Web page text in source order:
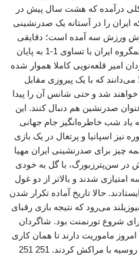
همان شکلی درآمده که هشت سال پیش در
ایران را در آستانه یک صدرنشینی
ورزش سه آمده است؛ دقایقی
پیش، تقابل بلژیک و مصر، دو همگروه ایران با تساوی 1-1 به پایان
امیر قلعه‌نویی کاملا هموار شده
که با یک پیروزی مقابل
شد و حتی شانس آن را پیدا
صدرنشین هم دنبال کنند. این
یاد شب خاطره‌انگیز جام جهانی
نیز اسپانیا و پرتغال در یک بازی
رسیدند تا همه‌ چیز برای صدرنشینی ایران مهیا
سن‌پترزبورگ، با گل به خودی
شدند و بالاتر از دو غول
حالا تاریخ آماده تکرار شدن
می‌رود که نتیجه بازی رقبای
شروع تورنمنت بود. شاگردان
ماموریت دارند تا همان کاری
با مراکش کردند. 251 251